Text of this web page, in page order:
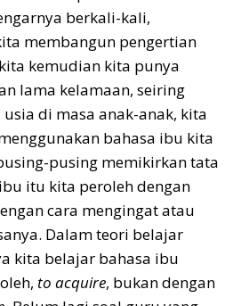
berkali-kali,
membangun pengertian
kemudian kita punya
lama kelamaan, seiring
di masa anak-anak, kita
bahasa ibu kita
pusing memikirkan tata
itu kita peroleh dengan
cara mengingat atau
Dalam teori belajar
kita belajar bahasa ibu
to acquire, bukan dengan